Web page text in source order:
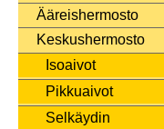
Ääreishermosto
Keskushermosto
Isoaivot
Pikkuaivot
Selkäydin